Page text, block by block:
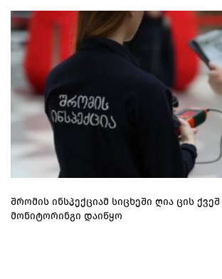
შრომის ინსპექციამ სიცხეში ღია ცის
მონიტორინგი დაიწყო